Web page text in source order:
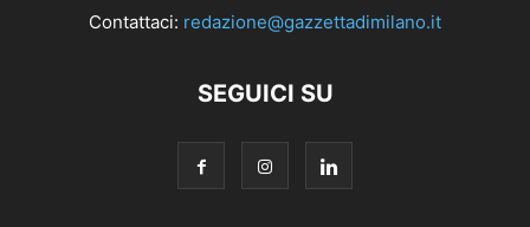
Contattaci: redazione@gazzettadimilano.it
SEGUICI SU